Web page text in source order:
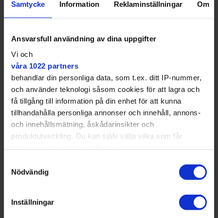
Samtycke Information Reklaminställningar Om
Ansvarsfull användning av dina uppgifter
Vi och
våra 1022 partners
behandlar din personliga data, som t.ex. ditt IP-nummer,
och använder teknologi såsom cookies för att lagra och
få tillgång till information på din enhet för att kunna
tillhandahålla personliga annonser och innehåll, annons-
och innehållsmätning, åskådarinsikter och
produktutveckling. Du kan själv välja vilka som får
Med din tillåtelse skulle vi även vilja:
som kan ha en noggrannhet på upp till flera meter
Identifiera din enhet genom att aktivt skanna den
Nödvändig
Inställningar
Angie Gray